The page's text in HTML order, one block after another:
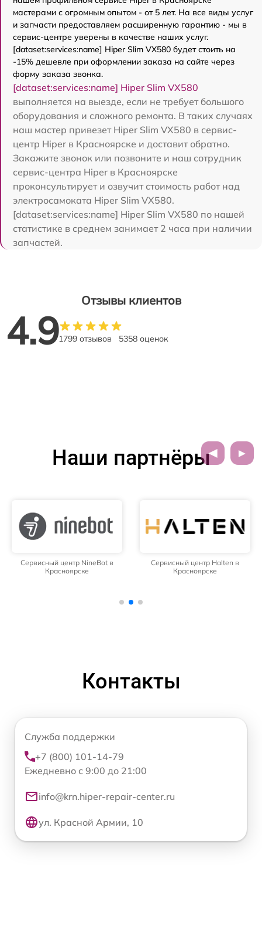
мастерами с огромным опытом - от 5 лет. На все виды услуг
и запчасти предоставляем расширенную гарантию - мы в
сервис-центре уверены в качестве наших услуг.
[dataset:services:name] Hiper Slim VX580 будет стоить на
-15% дешевле при оформлении заказа на сайте через
форму заказа звонка.
[dataset:services:name] Hiper Slim VX580
выполняется на выезде, если не требует большого
оборудования и сложного ремонта. В таких случаях
наш мастер привезет Hiper Slim VX580 в сервис-
центр Hiper в Красноярске и доставит обратно.
Закажите звонок или позвоните и наш сотрудник
сервис-центра Hiper в Красноярске
проконсультирует и озвучит стоимость работ над
электросамоката Hiper Slim VX580.
[dataset:services:name] Hiper Slim VX580 по нашей
статистике в среднем занимает 2 часа при наличии
запчастей.
Отзывы клиентов
4.91799 отзывов 5358 оценок
Наши партнёры
Сервисный центр NineBot в
Красноярске
Сервисный центр Halten в
Красноярске
Контакты
Служба поддержки
+7 (800) 101-14-79
Ежедневно с 9:00 до 21:00
info@krn.hiper-repair-center.ru
ул. Красной Армии, 10